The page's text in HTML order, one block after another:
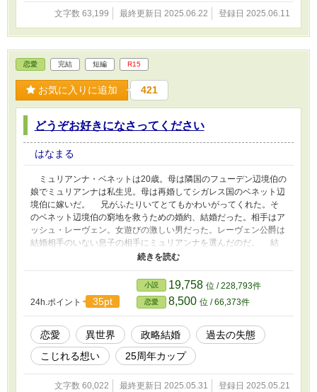
き合いをする事になったが、この先の潜入捜査はうまく行くのか？
いつもの潜入捜査メンバーである侍女のメルディと護衛騎士のグ
抱えるアンドレアだった。 個人の勝手な創作世界です。ゆるゆ
る設定。現実世界観も多々あるかもしれません。軽く流して頂けた
らうれしいです。誤字脱字あります。お許しください。 最終話
まで絶対書きます。どうぞよろしくお願いします。 他のサイト
にも投稿しています。
文字数 63,199 最終更新日 2025.06.22 登録日 2025.06.11
恋愛 完結 短編 R15
お気に入りに追加 421
どうぞお好きになさってください
はなまる
ミュリアンナ・ベネットは20歳。母は隣国のフューデン辺境伯の
娘でミュリアンナは私生児。母は再婚してシガレス国のベネット辺
境伯に嫁いだ。 兄がふたりいてとてもかわいがってくれた。そ
のベネット辺境伯の窮地を救うための婚約、結婚だった。相手はア
ッシュ・レーヴェン。女遊びの激しい男だった。レーヴェン公爵は
結婚相手のいない息子の相手にミュリアンナを選んだのだ。 結
婚生活は2年目で最悪。でも、白い結婚の約束は取り付けたし、ま
年の半分はベネット辺境伯領に帰っていた。 だが王女リベラが
国に帰って来て夫アッシュの状況は変わって行くことに。 そん
な時ミュリアンナはルカが好きだと再認識するが過去に取り返しの
つかない失態をしている事を思い出して。 なのにやたらに兄の
友人であるルカ・マクファーレン公爵令息が自分に構って来て。
どうして？ 個人の勝手な創作の世界です。誤字脱字あると思
います、お見苦しい点もありますがどうぞご理解お願いします。必
24h.ポイント 35pt
小説 19,758 位 / 228,793件
恋愛 8,500 位 / 66,373件
恋愛 異世界 政略結婚
過去の失態
こじれる想い
25周年カップ
文字数 60,022 最終更新日 2025.05.31 登録日 2025.05.21